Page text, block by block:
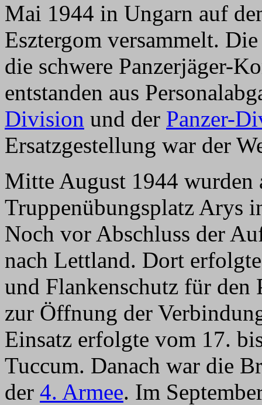
Mai 1944 in Ungarn auf
Esztergom versammelt.
die schwere Panzerjäger-
entstanden aus
Division und der Panzer-
Ersatzgestellung war der
Mitte August 1944 wurden
Truppenübungsplatz Arys
Noch vor Abschluss der
nach Lettland. Dort
und Flankenschutz für den
zur Öffnung der
Einsatz erfolgte vom 17.
Tuccum. Danach war die
der 4. Armee. Im